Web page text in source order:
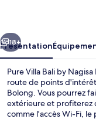
Nagisa
Bali
Suivant
18+
Présentation
Pure Villa Bali by
route de points
Bolong. Vous pourrez
extérieure et profiterez
comme l'accès Wi-Fi, le